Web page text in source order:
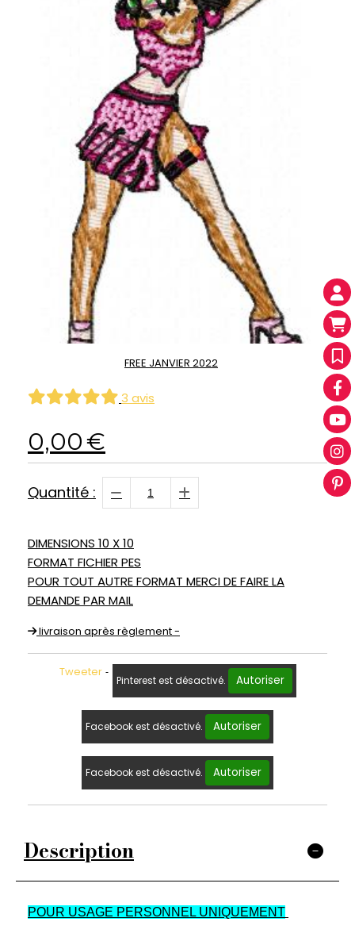
FREE JANVIER 2022
3 avis
0,00€
Quantité :
DIMENSIONS 10 X 10
FORMAT FICHIER PES
POUR TOUT AUTRE FORMAT MERCI DE FAIRE LA
DEMANDE PAR MAIL
livraison après règlement -
Tweeter
Pinterest est désactivé. Autoriser
Facebook est désactivé. Autoriser
Facebook est désactivé. Autoriser
Description
POUR USAGE PERSONNEL UNIQUEMENT